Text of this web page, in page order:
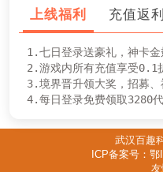
上线福利 充值返利
1.七日登录送豪礼，神卡金
2.游戏内所有充值享受0.1
3.境界晋升领大奖，招募、
4.每日登录免费领取3280
武汉百趣
ICP备案号：
友